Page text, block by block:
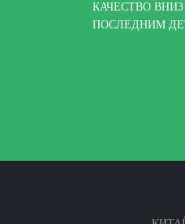
КАЧЕСТВО ВНИЗ
ПОСЛЕДНИМ